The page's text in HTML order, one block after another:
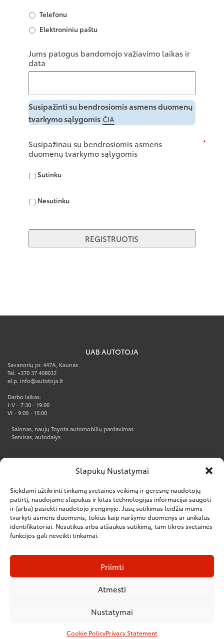
Slapukų Nustatymai
Siekdami užtikrinti tinkamą svetainės veikimą ir geresnę naudotojų
patirtį, naudojame slapukus ir kitas technologijas informacijai saugoti
ir (arba) pasiekti naudotojo įrenginyje. Jūsų sutikimas leidžia mums
tvarkyti asmens duomenis, tokius kaip naršymo duomenys ar unikalūs
identifikatoriai. Nesutikus arba atšaukus sutikimą, tam tikros svetainės
funkcijos gali neveikti tinkamai.
Priimti
Atmesti
Nustatymai
Cookie PolicyPrivacy Statement
Telefonu
Elektroniniu paštu
Jums patogus bandomojo važiavimo laikas ir
data
Susipažinti su bendrosiomis asmens duomenų
tvarkymo sąlygomis ČIA
Susipažinau su bendrosiomis asmens
duomenų tvarkymo sąlygomis
*
Sutinku
Nesutinku
UAB AUTOTOJA
Savanorių pr. 447A, Kaunas
Tel. +370 37 408032
el.p. info@autotoja.lt
Darbo laikas:
I-V - 7:30 - 19:00
VI - 9:00 - 15:00
- Salonas, naujų Toyota automobilių pardavimas
- Servisas, autodalys
el.p. info@autotoja.lt
Darbo laikas:
I-V – 8:00-18:00
VI – nedirbame
– Salonas, naujų komercinių automobilių pardavimas
– Kėbulų remontas
© 2016 Visos teisės saugomos. UAB "Autotoja"